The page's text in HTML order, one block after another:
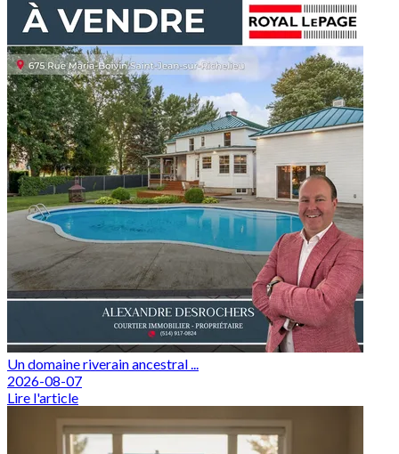
Un domaine riverain ancestral ...
2026-08-07
Lire l'article